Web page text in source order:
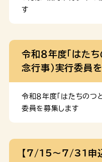
す
令和８年度「はた
念行事)実行委員
令和８年度「はたちの
委員を募集します
【7/15～7/31申